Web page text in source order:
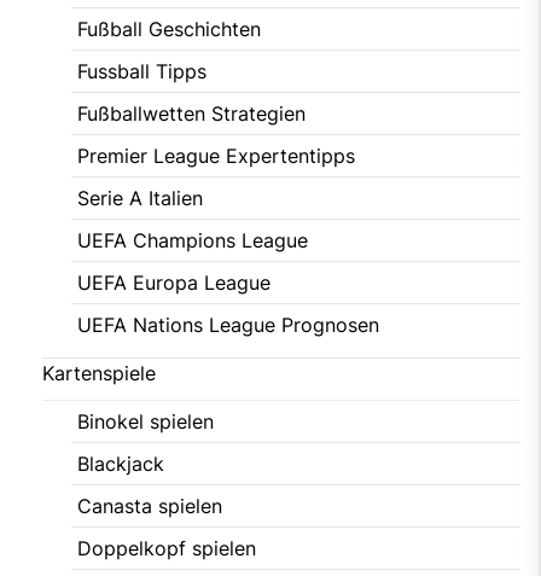
Fußball Geschichten
Fussball Tipps
Fußballwetten Strategien
Premier League Expertentipps
Serie A Italien
UEFA Champions League
UEFA Europa League
UEFA Nations League Prognosen
Kartenspiele
Binokel spielen
Blackjack
Canasta spielen
Doppelkopf spielen